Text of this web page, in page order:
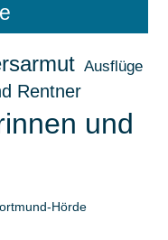
Ausflüge
Rentner
und
Hörde